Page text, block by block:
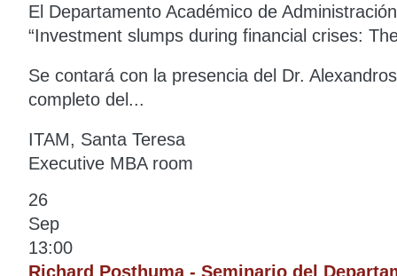
El Departamento Académico de
“Investment slumps during financial crises:
Se contará con la presencia del Dr.
completo del...
ITAM, Santa Teresa
Executive MBA room
26
Sep
13:00
Richard Posthuma - Seminario del